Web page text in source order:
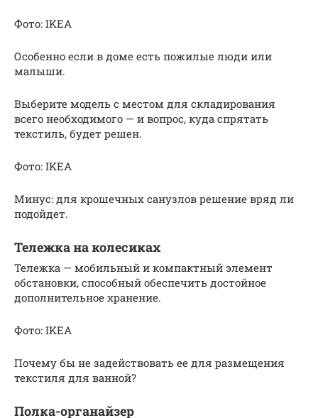
Фото: IKEA
Особенно если в доме есть пожилые люди или
малыши.
Выберите модель с местом для складирования
всего необходимого — и вопрос, куда спрятать
текстиль, будет решен.
Фото: IKEA
Минус: для крошечных санузлов решение вряд ли
подойдет.
Тележка на колесиках
Тележка — мобильный и компактный элемент
обстановки, способный обеспечить достойное
дополнительное хранение.
Фото: IKEA
Почему бы не задействовать ее для размещения
текстиля для ванной?
Полка-органайзер